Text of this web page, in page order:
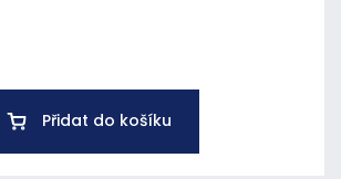
Přidat do košíku